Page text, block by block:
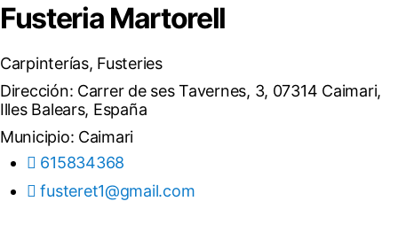
Fusteria Martorell
Carpinterías, Fusteries
Dirección: Carrer de ses Tavernes, 3, 07314 Caimari,
Illes Balears, España
Municipio: Caimari
615834368
fusteret1@gmail.com